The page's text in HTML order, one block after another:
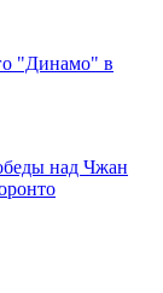
"Динамо" в
над Чжан